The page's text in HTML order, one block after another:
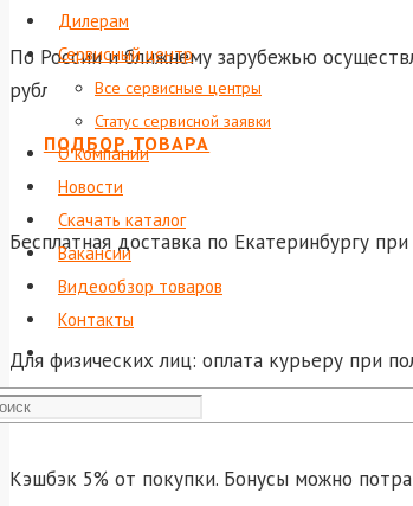
Дилерам
Сервисный центр
Все сервисные центры
Статус сервисной заявки
О компании
Новости
Скачать каталог
Вакансии
Видеообзор товаров
Контакты
По России и ближнему зарубежью
рублей доставка по Екатеринбургу и до
ПОДБОР ТОВАРА
Бесплатная доставка по Екатеринбургу
Для физических лиц: оплата курьеру при
Кэшбэк 5% от покупки. Бонусы можно